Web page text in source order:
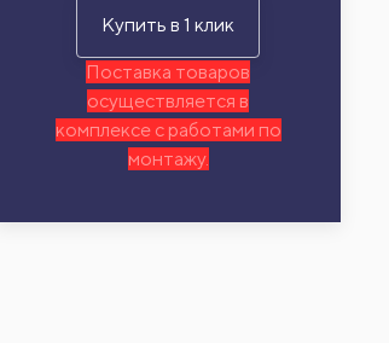
Купить в 1 клик
Поставка товаров
осуществляется в
комплексе с работами по
монтажу.